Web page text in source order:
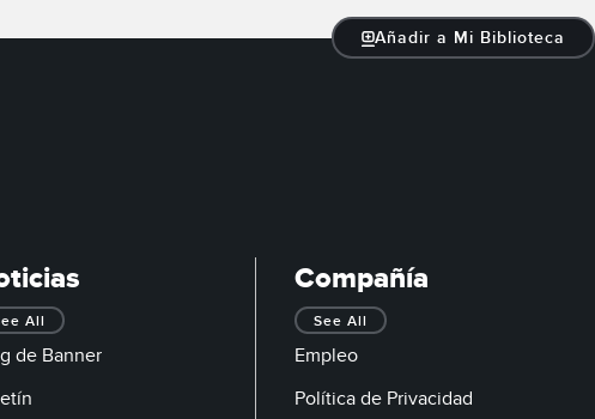
Añadir a Mi Biblioteca
All
de Banner
Compañía
See All
Empleo
Política de Privacidad